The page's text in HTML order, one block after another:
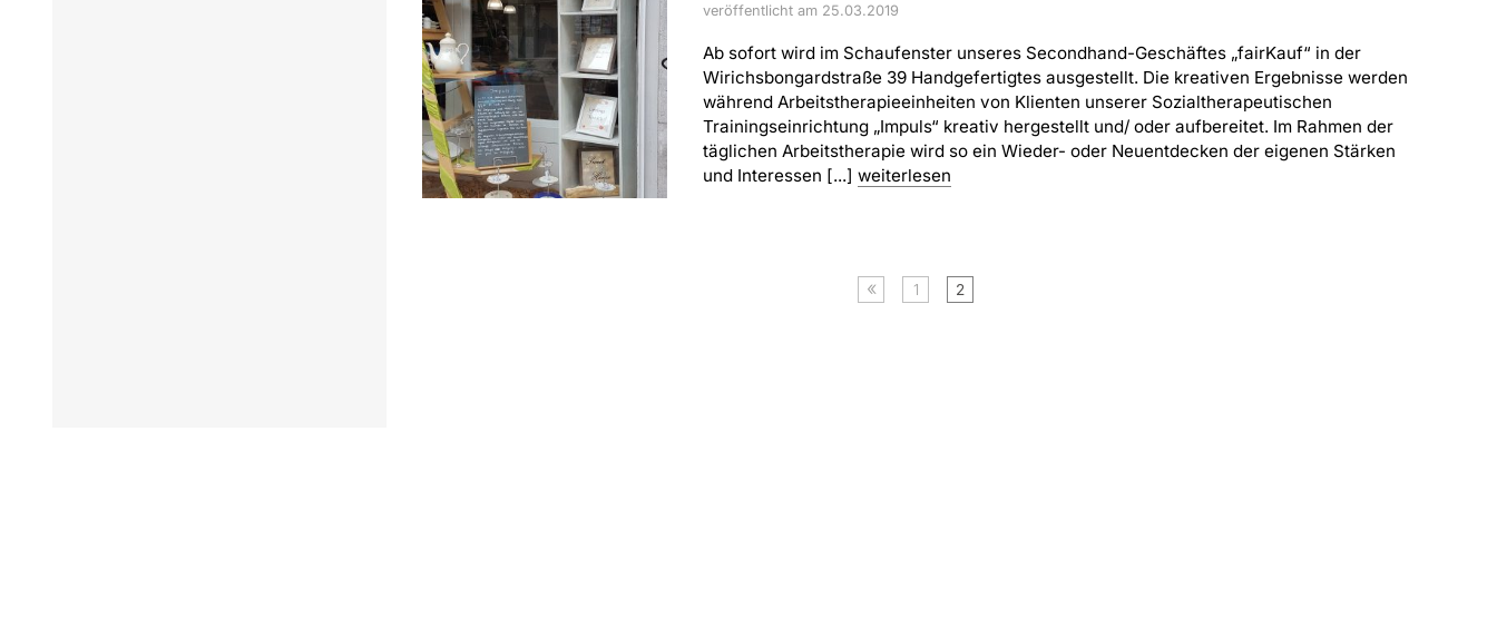
veröffentlicht am 25.03.2019
Ab sofort wird im Schaufenster unseres Secondhand-Geschäftes „fairKauf“ in der
Wirichsbongardstraße 39 Handgefertigtes ausgestellt. Die kreativen Ergebnisse werden
während Arbeitstherapieeinheiten von Klienten unserer Sozialtherapeutischen
Trainingseinrichtung „Impuls“ kreativ hergestellt und/ oder aufbereitet. Im Rahmen der
täglichen Arbeitstherapie wird so ein Wieder- oder Neuentdecken der eigenen Stärken
und Interessen [...] weiterlesen
« 1 2